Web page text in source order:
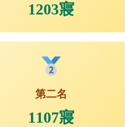
1203寢
第二名
1107寢